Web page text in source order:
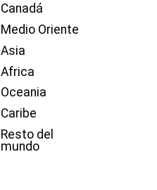
Canadá
Medio Oriente
Asia
Africa
Oceania
Caribe
Resto del
mundo